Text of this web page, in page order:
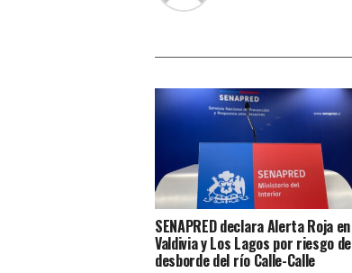
SENAPRED declara Alerta Roja en
Valdivia y Los Lagos por riesgo de
desborde del río Calle-Calle